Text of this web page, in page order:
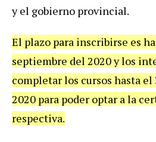
y el gobierno provincial.
El plazo para inscribirse es
septiembre del 2020 y los
completar los cursos hasta
2020 para poder optar a la
respectiva.